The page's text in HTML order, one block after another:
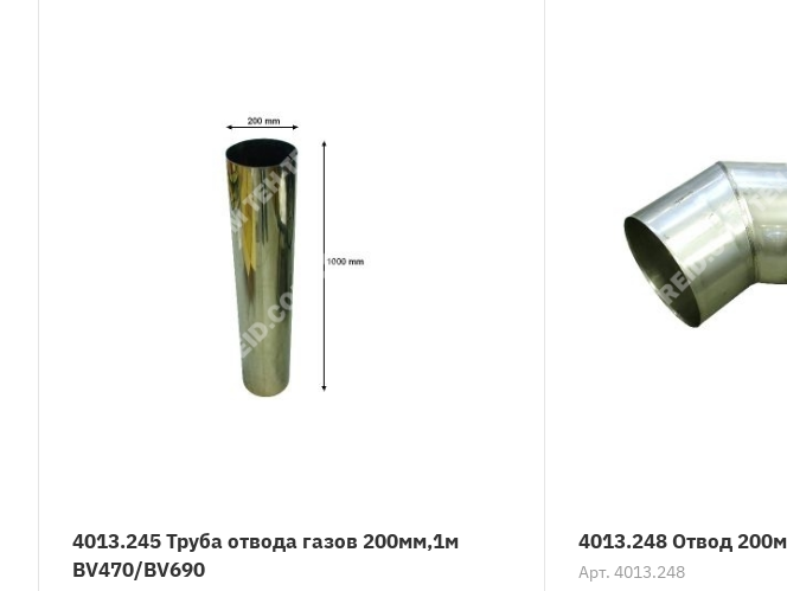
4013.245 Труба отвода газов 200мм,1м
BV470/BV690
4013.248 Отвод
Арт. 4013.248